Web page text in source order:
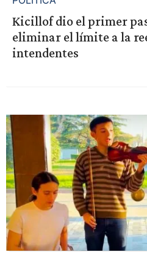
Kicillof dio el primer
eliminar el límite a la
intendentes